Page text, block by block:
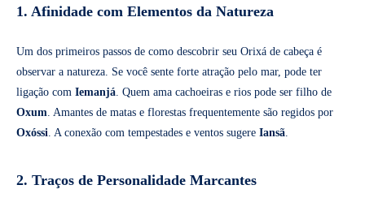
1. Afinidade com Elementos da Natureza
Um dos primeiros passos de como descobrir seu Orixá de cabeça é
observar a natureza. Se você sente forte atração pelo mar, pode ter
ligação com Iemanjá . Quem ama cachoeiras e rios pode ser filho de
Oxum . Amantes de matas e florestas frequentemente são regidos por
Oxóssi . A conexão com tempestades e ventos sugere Iansã
2. Traços de Personalidade Marcantes